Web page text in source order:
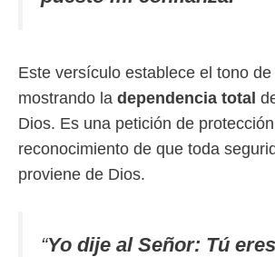
Este versículo establece el tono
mostrando la dependencia total
Dios. Es una petición de
reconocimiento de que toda
proviene de Dios.
“Yo dije al Señor: Tú